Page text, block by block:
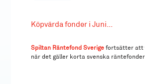
Köpvärda fonder i Juni...
Spiltan Räntefond Sverigefortsätter att
när det gäller korta svenska räntefonder